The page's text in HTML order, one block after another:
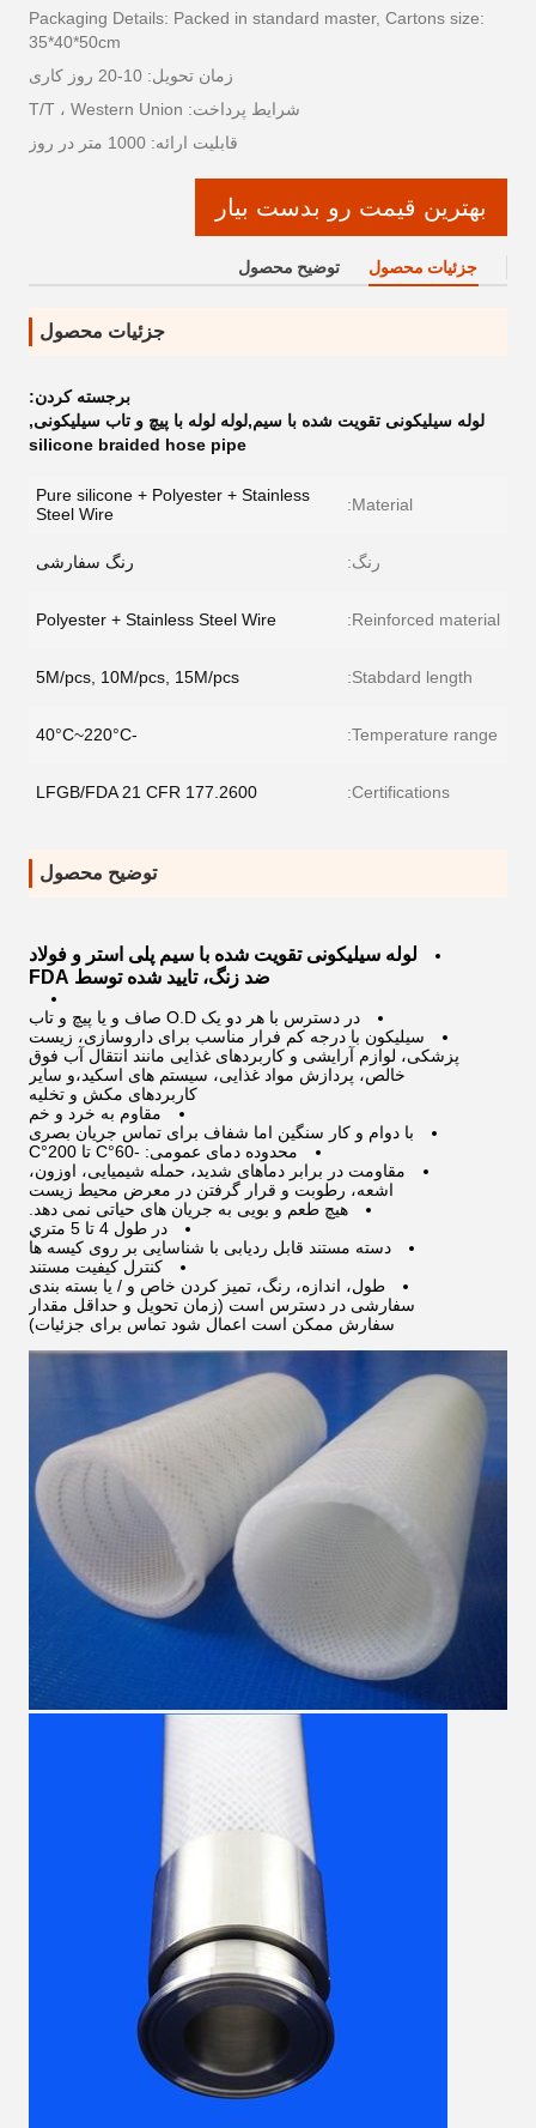
Packaging Details: Packed in standard master, Cartons size:
35*40*50cm
زمان تحویل: 10-20 روز کاری
شرایط پرداخت: T/T ، Western Union
قابلیت ارائه: 1000 متر در روز
بهترین قیمت رو بدست بیار
جزئیات محصول توضیح محصول
جزئیات محصول
برجسته کردن:
لوله سیلیکونی تقویت شده با سیم,لوله لوله با پیچ و تاب سیلیکونی,
silicone braided hose pipe
Material:
Pure silicone + Polyester + Stainless
Steel Wire
رنگ: رنگ سفارشی
Reinforced material:
Polyester + Stainless Steel Wire
Stabdard length:
5M/pcs, 10M/pcs, 15M/pcs
Temperature range:
-40°C~220°C
Certifications:
LFGB/FDA 21 CFR 177.2600
توضیح محصول
لوله سیلیکونی تقویت شده با سیم پلی استر و فولاد
ضد زنگ، تایید شده توسط FDA
در دسترس با هر دو یک O.D صاف و یا پیچ و تاب
سیلیکون با درجه کم فرار مناسب برای داروسازی، زیست
پزشکی، لوازم آرایشی و کاربردهای غذایی مانند انتقال آب فوق
خالص، پردازش مواد غذایی، سیستم های اسکید،و سایر
کاربردهای مکش و تخلیه
مقاوم به خرد و خم
با دوام و کار سنگین اما شفاف برای تماس جریان بصری
محدوده دمای عمومی: -60°C تا 200°C
مقاومت در برابر دماهای شدید، حمله شیمیایی، اوزون،
اشعه، رطوبت و قرار گرفتن در معرض محیط زیست
هیچ طعم و بویی به جریان های حیاتی نمی دهد.
در طول 4 تا 5 متري
دسته مستند قابل ردیابی با شناسایی بر روی کیسه ها
کنترل کیفیت مستند
طول، اندازه، رنگ، تمیز کردن خاص و / یا بسته بندی
سفارشی در دسترس است (زمان تحویل و حداقل مقدار
سفارش ممکن است اعمال شود تماس برای جزئیات)